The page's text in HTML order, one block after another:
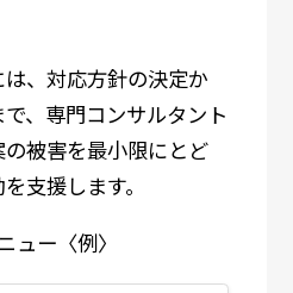
、対応方針の決定か
、専門コンサルタント
被害を最小限にとど
支援します。
ュー〈例〉